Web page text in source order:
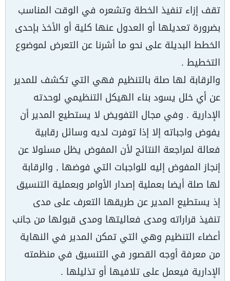
تقف إزاء تنفيذ الخطة وتشعره في الوقت المناسب
بضرورة تعديلها أو العدول عنها كلية أو الأخذ بإحدى
الخطط البديلة على نحو ما أشرنا عن التعرض لموضوع
التخطيط .
والرقابة لها صلة بالتنظيم فهي التي تكشف للمدير
عن أي خلل يسود بناء الهيكل التنظيمي لوحدته
الإدارية . وفي مجال التفويض لا يستطيع المدير أن
يفوض واجباته إلا إذا توفرت لديه وسائل رقابية
فعالة لمراجعة النتائج لأن المفوض يظل مسئولا عن
إنجاز المفوض إليه للواجبات التي فوضها , والرقابة
لها صلة أيضا بعملية إصدار الأوامر وبعملية التنسيق
إذ يستطيع المدير عن طريقها التعرف على مدى
تنفيذ قراراته ومدى فعاليتها ومدى قبولها من جانب
أعضاء التنظيم وهي التي تمكن المدير في النهاية
من معرفة أوجه القصور في التنسيق في منظمته
الإدارية فيعمل على تلافيها أو تذليلها .